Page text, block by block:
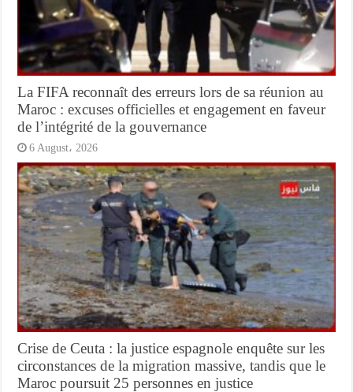
La FIFA reconnaît des erreurs lors de sa réunion au
Maroc : excuses officielles et engagement en faveur
de l’intégrité de la gouvernance
6 August، 2026
Crise de Ceuta : la justice espagnole enquête sur les
circonstances de la migration massive, tandis que le
Maroc poursuit 25 personnes en justice